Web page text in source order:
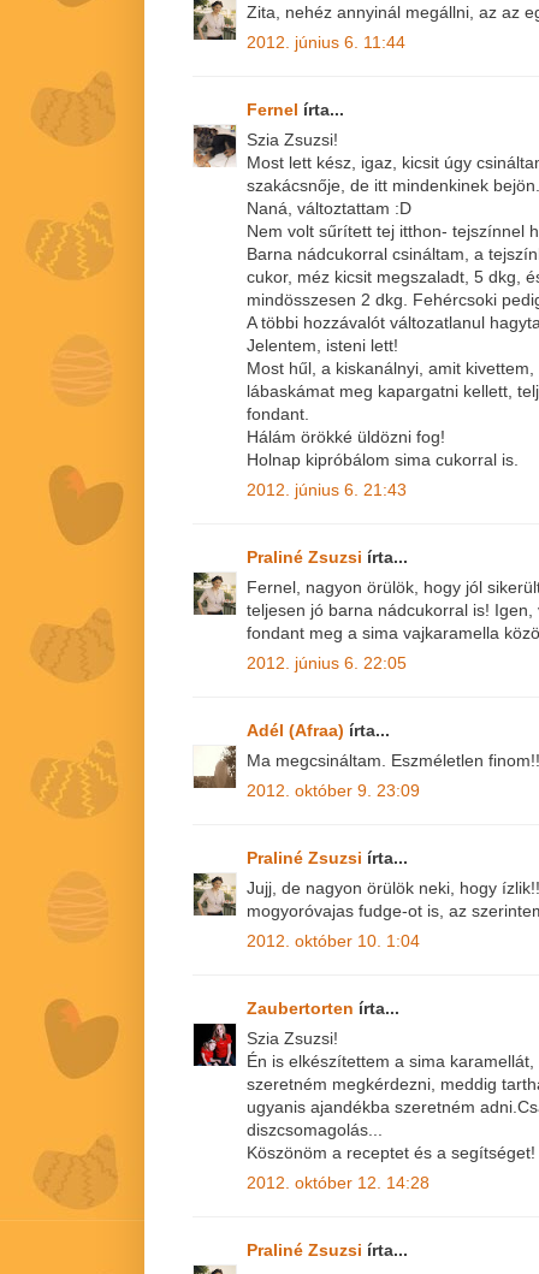
Zita, nehéz annyinál megállni, az az
2012. június 6. 11:44
Fernel írta...
Szia Zsuzsi!
Most lett kész, igaz, kicsit úgy
szakácsnője, de itt mindenkinek bejön.
Naná, változtattam :D
Nem volt sűrített tej itthon- tejszínnel
Barna nádcukorral csináltam, a
cukor, méz kicsit megszaladt, 5 dkg,
mindösszesen 2 dkg. Fehércsoki
A többi hozzávalót változatlanul
Jelentem, isteni lett!
Most hűl, a kiskanálnyi, amit
lábaskámat meg kapargatni kellett,
fondant.
Hálám örökké üldözni fog!
Holnap kipróbálom sima cukorral is.
2012. június 6. 21:43
Praliné Zsuzsi írta...
Fernel, nagyon örülök, hogy jól
teljesen jó barna nádcukorral is!
fondant meg a sima vajkaramella
2012. június 6. 22:05
Adél (Afraa) írta...
Ma megcsináltam. Eszméletlen
2012. október 9. 23:09
Praliné Zsuzsi írta...
Jujj, de nagyon örülök neki, hogy
mogyoróvajas fudge-ot is, az
2012. október 10. 1:04
Zaubertorten írta...
Szia Zsuzsi!
Én is elkészítettem a sima
szeretném megkérdezni, meddig
ugyanis ajandékba szeretném
diszcsomagolás...
Köszönöm a receptet és a segítséget!
2012. október 12. 14:28
Praliné Zsuzsi írta...